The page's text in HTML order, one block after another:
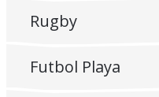
Rugby
Futbol Playa